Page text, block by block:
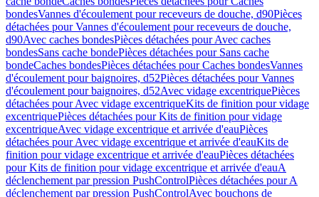
bondesVannes d'écoulement pour receveurs de douche, d90Pièces
détachées pour Vannes d'écoulement pour receveurs de douche,
d90Avec caches bondesPièces détachées pour Avec caches
bondesSans cache bondePièces détachées pour Sans cache
bondeCaches bondesPièces détachées pour Caches bondesVannes
d'écoulement pour baignoires, d52Pièces détachées pour Vannes
d'écoulement pour baignoires, d52Avec vidage excentriquePièces
détachées pour Avec vidage excentriqueKits de finition pour vidage
excentriquePièces détachées pour Kits de finition pour vidage
excentriqueAvec vidage excentrique et arrivée d'eauPièces
détachées pour Avec vidage excentrique et arrivée d'eauKits de
finition pour vidage excentrique et arrivée d'eauPièces détachées
pour Kits de finition pour vidage excentrique et arrivée d'eauA
déclenchement par pression PushControlPièces détachées pour A
déclenchement par pression PushControlAvec bouchons de